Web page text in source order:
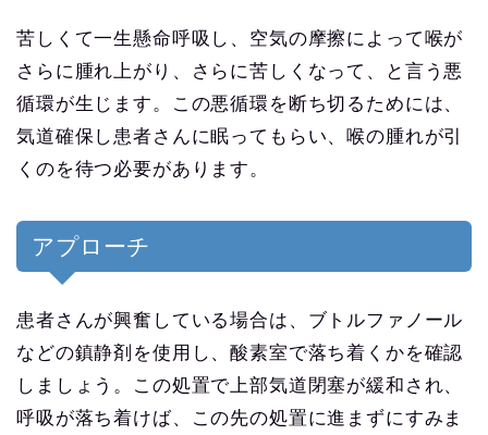
苦しくて一生懸命呼吸し、空気の摩擦によって喉が
さらに腫れ上がり、さらに苦しくなって、と言う悪
循環が生じます。この悪循環を断ち切るためには、
気道確保し患者さんに眠ってもらい、喉の腫れが引
くのを待つ必要があります。
アプローチ
患者さんが興奮している場合は、ブトルファノール
などの鎮静剤を使用し、酸素室で落ち着くかを確認
しましょう。この処置で上部気道閉塞が緩和され、
呼吸が落ち着けば、この先の処置に進まずにすみま